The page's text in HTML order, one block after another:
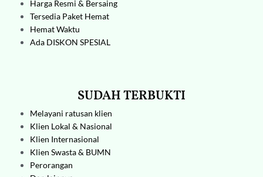
Harga Resmi & Bersaing
Tersedia Paket Hemat
Hemat Waktu
Ada DISKON SPESIAL
SUDAH TERBUKTI
Melayani ratusan klien
Klien Lokal & Nasional
Klien Internasional
Klien Swasta & BUMN
Perorangan